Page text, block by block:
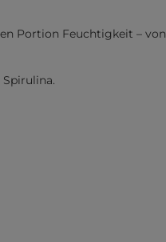
Feuchtigkeit –